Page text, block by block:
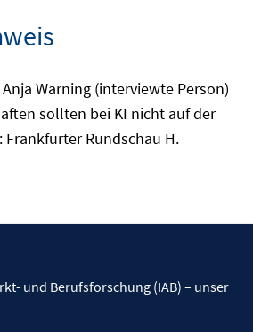
Warning (interviewte Person)
sollten bei KI nicht auf der
Frankfurter Rundschau H.
und Berufsforschung (IAB) – unser